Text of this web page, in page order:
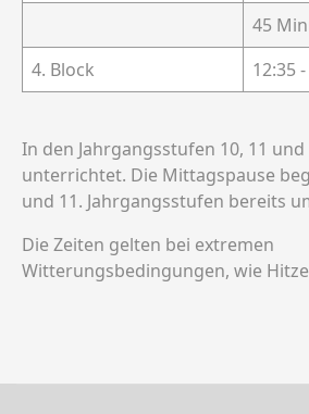
45
4. Block
12:35
In den Jahrgangsstufen 10, 11
unterrichtet. Die Mittagspause
und 11. Jahrgangsstufen bereits
Die Zeiten gelten bei extremen
Witterungsbedingungen, wie